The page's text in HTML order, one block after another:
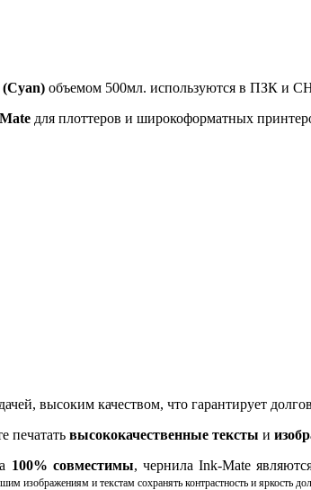
объемом 500мл. используются в ПЗК и
для плоттеров и широкоформатных
высоким качеством, что гарантирует
печатать высококачественные тексты и
100% совместимы, чернила Ink-Mate
изображениям и текстам сохранять контрастность и яркость